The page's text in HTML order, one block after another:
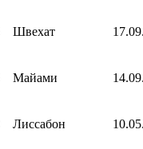
Швехат
Майами
Лиссабон